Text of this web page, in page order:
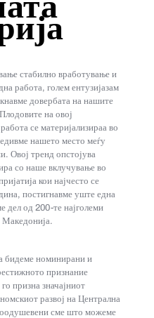
стабилно вработување и
работа, голем ентузијазам
довербата на нашите
на овој
се материјализираа во
нашето место меѓу
Овој тренд опстојува
со наше вклучување во
кои најчесто се
постигнавме уште една
дел од 200-те најголеми
бидеме номинирани и
признание
призна значајниот
развој на Централна
сме што можеме